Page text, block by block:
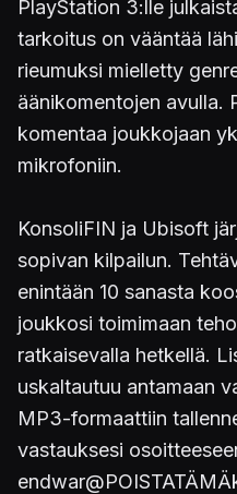
PlayStation 3:lle
tarkoitus on vääntää
rieumuksi mielletty
äänikomentojen avulla.
komentaa joukkojaan
mikrofoniin.
KonsoliFIN ja Ubisoft
sopivan kilpailun.
enintään 10 sanasta
joukkosi toimimaan
ratkaisevalla hetkellä.
uskaltautuu antamaan
MP3-formaattiin
vastauksesi